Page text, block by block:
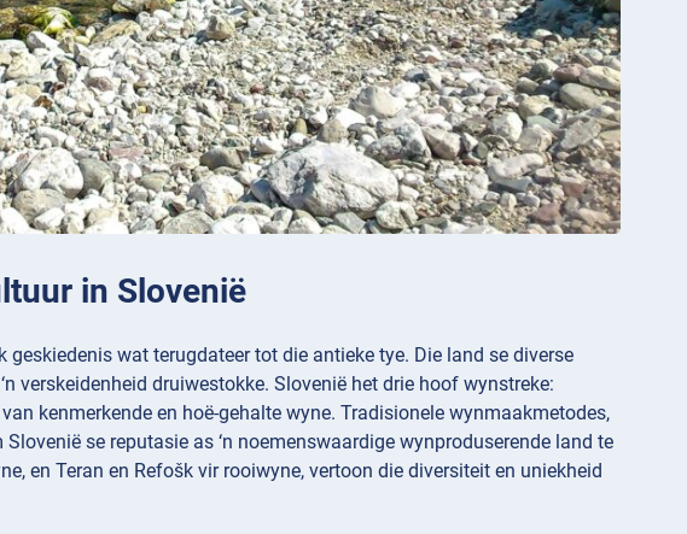
in Slovenië
wat terugdateer tot die antieke tye. Die land se diverse
verskeidenheid druiwestokke. Slovenië het drie hoof wynstreke:
kenmerkende en hoë-gehalte wyne. Tradisionele wynmaakmetodes,
se reputasie as ‘n noemenswaardige wynproduserende land te
en Teran en Refošk vir rooiwyne, vertoon die diversiteit en uniekheid